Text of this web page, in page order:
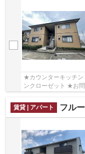
★カウンターキッチ
ンクローゼット ★お問い合わせはアドバイス不動産まで！(0944-72-
3333)
賃貸 | アパート
フル